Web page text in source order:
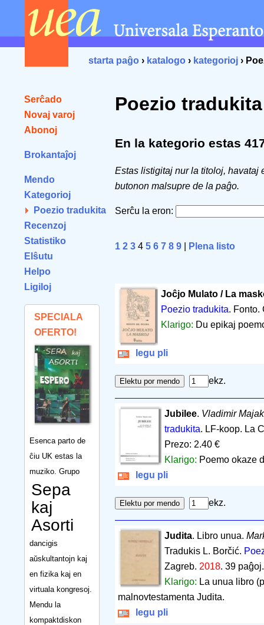
starta paĝo › katalogo › kategorioj ›
Serĉado
Novaj varoj
Abonoj
Brokantaĵoj
Mendo
Kategorioj
Poezio tradukita
Recenzoj
Statistiko
Elŝutu
Helpo
Ligiloj
SPECIALA
OFERTO!
Esenca parto de
ĉiu UK estas la
muziko. Grupo
Sepa
kaj
Asorti
dancigis
aŭskultantojn kaj
en fizika kaj en
virtuala kongresoj.
Mendu la
kompaktdiskon
Poezio tradukita
En la kategorio estas
Estas listigitaj nur la titoloj, havataj
butonon malsupre de la paĝo.
Serĉu la eron:
1 2 3 4 5 6 7 8 9 Plena listo
Joĉjo Mulato / La
Poezio tradukita. Fonto.
Klarigo: Du epikaj
legu pli
ekz.
Jubilee. Vladimir
tradukita. LF-koop. La
Prezo: 2.40 €
Klarigo: Poemo okaze
legu pli
ekz.
Judita. Libro unua.
Tradukis L. Borčić.
Zagreb. 2018. 39 paĝoj
Klarigo: La unua libro
malnovtestamenta Judita.
legu pli